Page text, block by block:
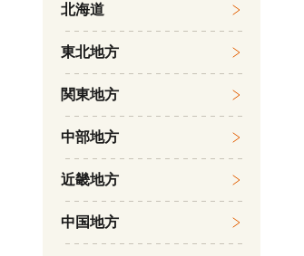
北海道
東北地方
関東地方
中部地方
近畿地方
中国地方